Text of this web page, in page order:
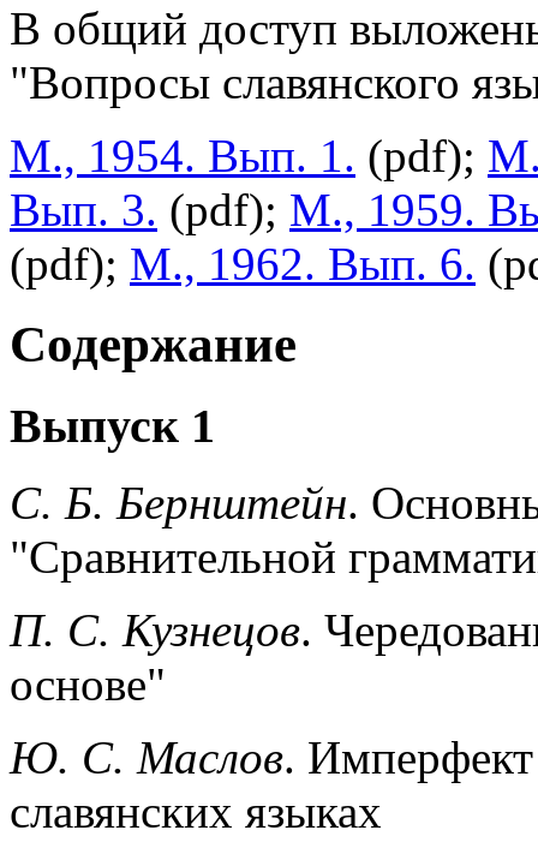
В общий доступ
"Вопросы славянского
М., 1954. Вып. 1. (pdf);
Вып. 3. (pdf); М., 1959.
(pdf); М., 1962. Вып. 6.
Содержание
Выпуск 1
С. Б. Бернштейн.
"Сравнительной
П. С. Кузнецов.
основе"
Ю. С. Маслов. Имперфект
славянских языках